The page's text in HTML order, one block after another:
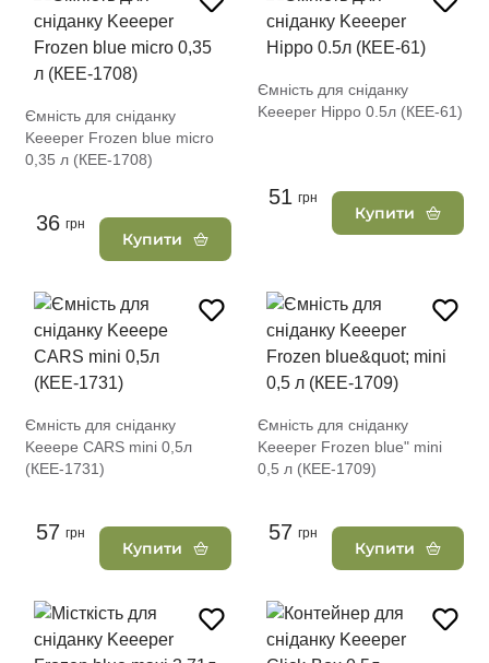
Ємність для сніданку
Keeeper Frozen blue micro
0,35 л (КЕЕ-1708)
36 грн
Купити
Ємність для сніданку
Keeeper Hippo 0.5л (КЕЕ-61)
51 грн
Купити
Ємність для сніданку
Keeepe CARS mini 0,5л
(КЕЕ-1731)
57 грн
Купити
Ємність для сніданку
Keeeper Frozen blue" mini
0,5 л (КЕЕ-1709)
57 грн
Купити